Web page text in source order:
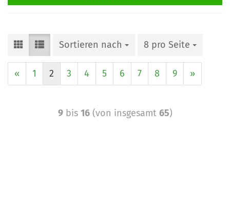
Sortieren nach 8 pro Seite
« 1 2 3 4 5 6 7 8 9 »
9bis 16(von insgesamt 65)